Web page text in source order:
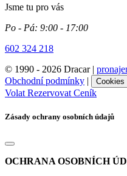
Jsme tu pro vás
Po - Pá: 9:00 - 17:00
602 324 218
© 1990 - 2026 Dracar |
Obchodní podmínky | Cookies
Volat Rezervovat Ceník
Zásady ochrany osobních údajů
OCHRANA OSOBNÍCH